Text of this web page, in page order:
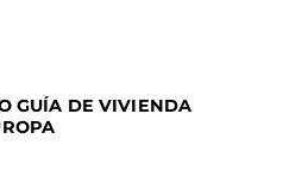
GUÍA DE VIVIENDA